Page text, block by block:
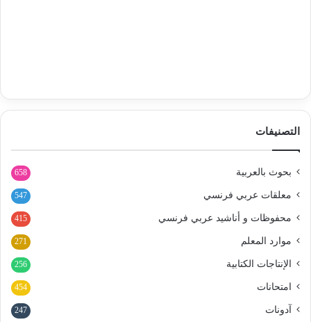
التصنيفات
بحوث بالعربية 658
معلقات عربي فرنسي 547
محفوظات و أناشيد عربي فرنسي 415
موارد المعلم 271
الإنتاجات الكتابية 256
امتحانات 454
آدونات 247